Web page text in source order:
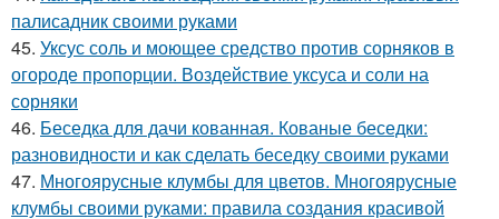
палисадник своими руками
45. Уксус соль и моющее средство против сорняков в
огороде пропорции. Воздействие уксуса и соли на
сорняки
46. Беседка для дачи кованная. Кованые беседки:
разновидности и как сделать беседку своими руками
47. Многоярусные клумбы для цветов. Многоярусные
клумбы своими руками: правила создания красивой